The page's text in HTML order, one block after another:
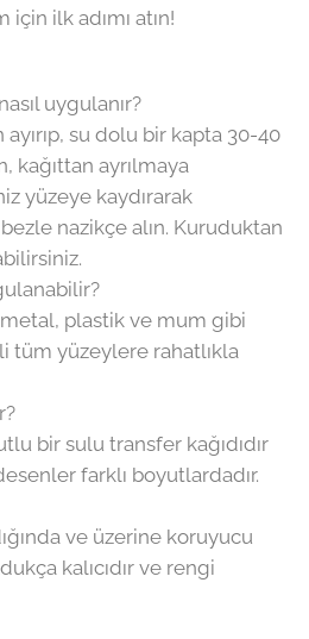
ilk adımı atın!
uygulanır?
ayırıp, su dolu bir kapta 30-40
kağıttan ayrılmaya
yüzeye kaydırarak
nazikçe alın. Kuruduktan
plastik ve mum gibi
tüm yüzeylere rahatlıkla
bir sulu transfer kağıdıdır
farklı boyutlardadır.
ve üzerine koruyucu
kalıcıdır ve rengi